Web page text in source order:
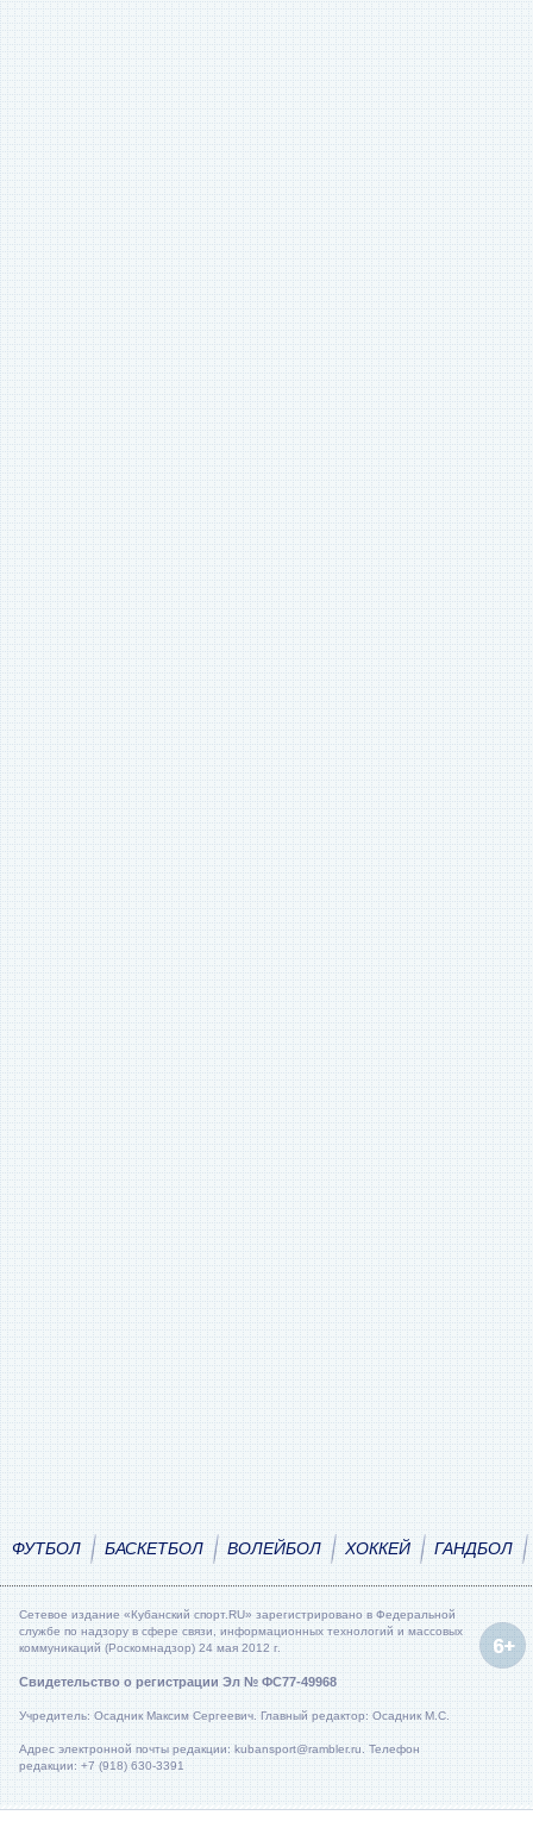
ФУТБОЛ БАСКЕТБОЛ ВОЛЕЙБОЛ ХОККЕЙ ГАНДБОЛ
Сетевое издание «Кубанский спорт.RU» зарегистрировано в Федеральной
службе по надзору в сфере связи, информационных технологий и массовых
коммуникаций (Роскомнадзор) 24 мая 2012 г.
Свидетельство о регистрации Эл № ФС77-49968
Учредитель: Осадник Максим Сергеевич. Главный редактор: Осадник М.С.
Адрес электронной почты редакции: kubansport@rambler.ru. Телефон
редакции: +7 (918) 630-3391